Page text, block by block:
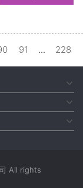
91 ... 228
All rights